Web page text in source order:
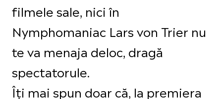
filmele sale, nici în
Nymphomaniac Lars von Trier nu
te va menaja deloc, dragă
spectatorule.
Îți mai spun doar că, la premiera